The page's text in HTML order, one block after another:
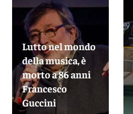
Lutto nel mondo
della musica, è
morto a 86 anni
Francesco
Guccini